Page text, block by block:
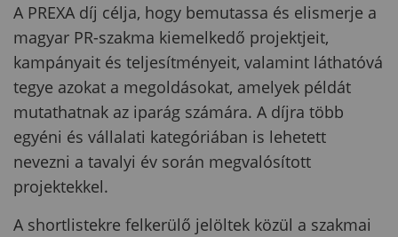
A PREXA díj célja, hogy bemutassa és elismerje a
magyar PR-szakma kiemelkedő projektjeit,
kampányait és teljesítményeit, valamint láthatóvá
tegye azokat a megoldásokat, amelyek példát
mutathatnak az iparág számára. A díjra több
egyéni és vállalati kategóriában is lehetett
nevezni a tavalyi év során megvalósított
projektekkel.
A shortlistekre felkerülő jelöltek közül a szakmai